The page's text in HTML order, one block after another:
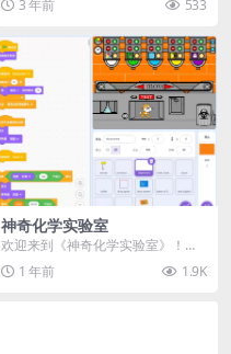
“天文知识讲解...
3 年前 533
神奇化学实验室
欢迎来到《神奇化学实验室》！在
这里，你可以自由组合各种化学效
果，进行实验并观察变...
1 年前 1.9K